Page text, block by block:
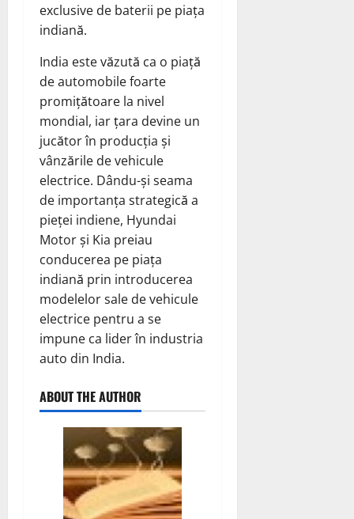
exclusive de baterii pe piața
indiană.
India este văzută ca o piață
de automobile foarte
promițătoare la nivel
mondial, iar țara devine un
jucător în producția și
vânzările de vehicule
electrice. Dându-și seama
de importanța strategică a
pieței indiene, Hyundai
Motor și Kia preiau
conducerea pe piața
indiană prin introducerea
modelelor sale de vehicule
electrice pentru a se
impune ca lider în industria
auto din India.
ABOUT THE AUTHOR